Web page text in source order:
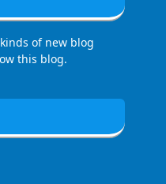
of new blog
this blog.